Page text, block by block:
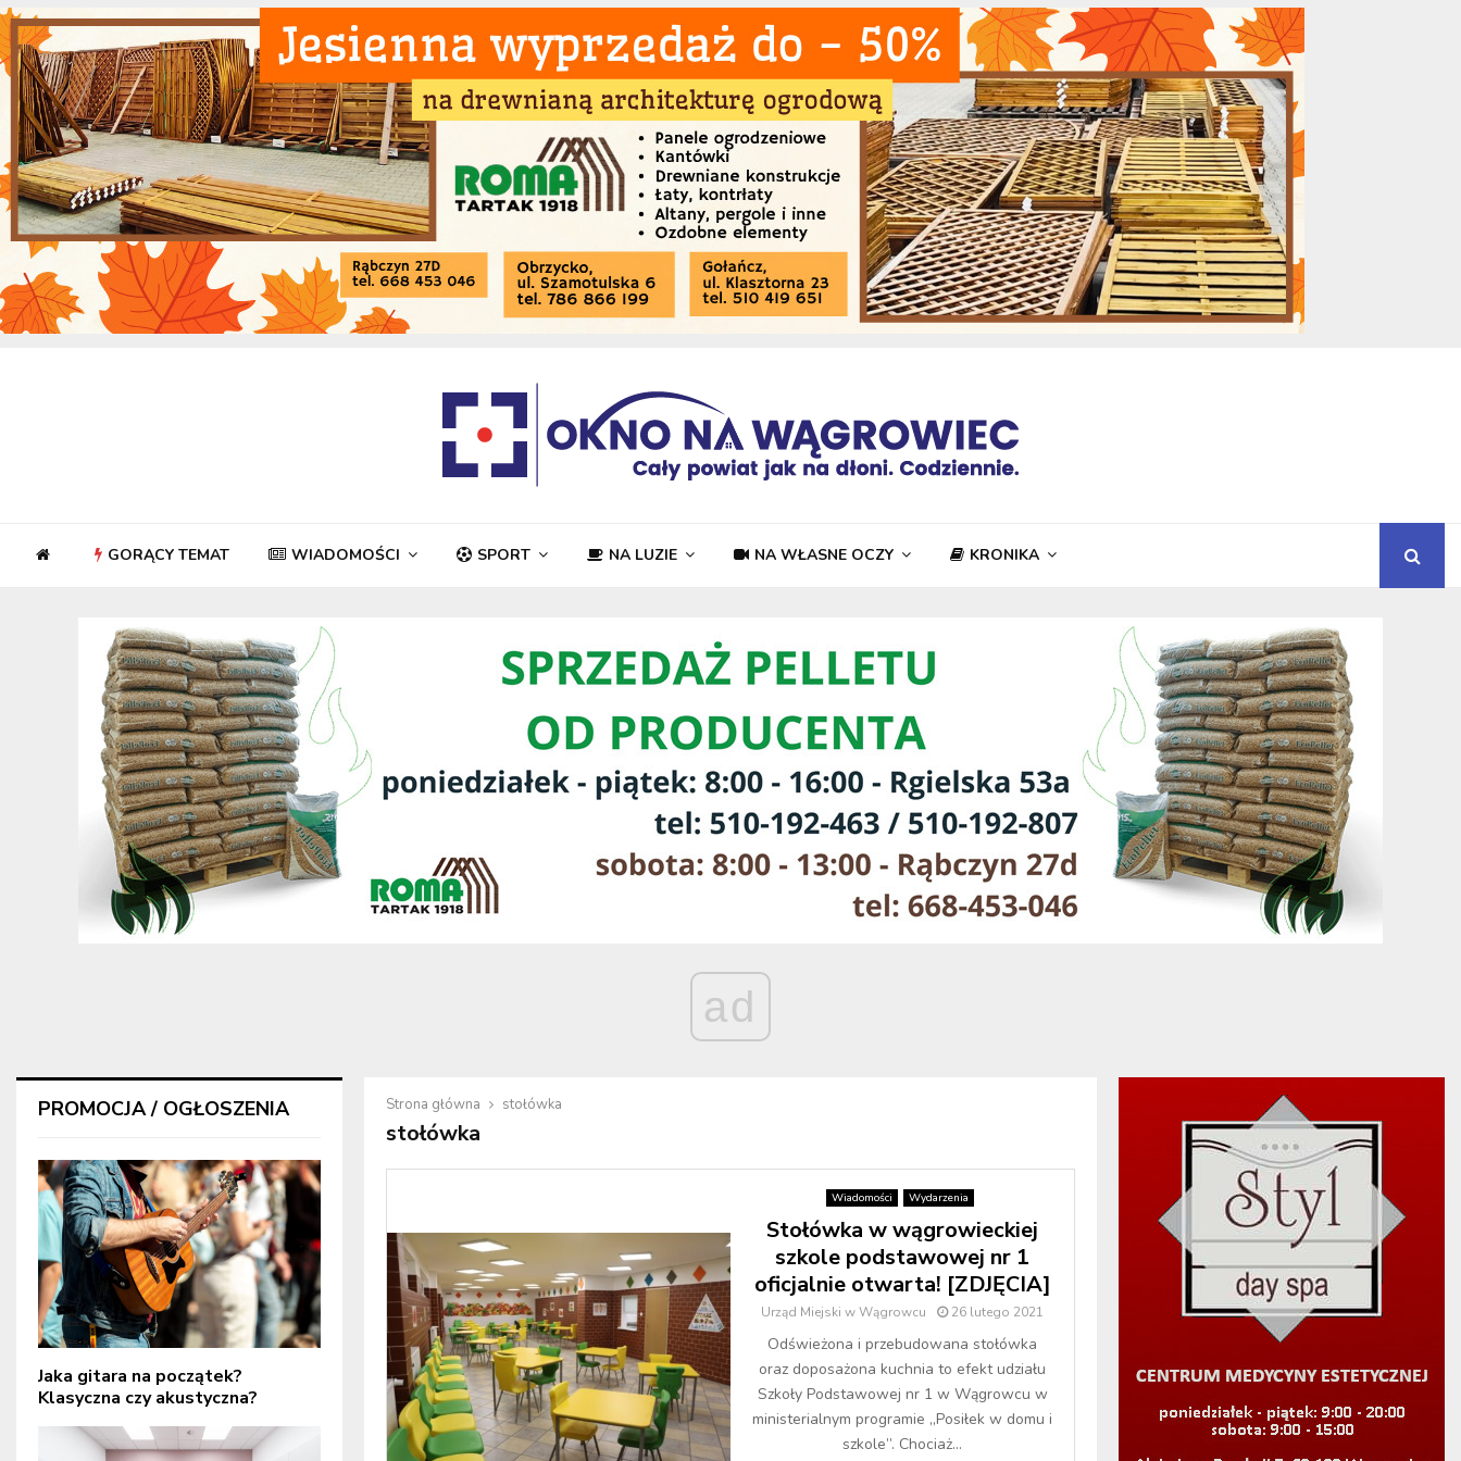
GORĄCY TEMAT WIADOMOŚCI SPORT NA LUZIE NA WŁASNE OCZY KRONIKA
ad
Strona główna stołówka
stołówka
Wiadomości Wydarzenia
Stołówka w wągrowieckiej
szkole podstawowej nr 1
oficjalnie otwarta! [ZDJĘCIA]
Urząd Miejski w Wągrowcu 26 lutego 2021
Odświeżona i przebudowana stołówka
oraz doposażona kuchnia to efekt udziału
Szkoły Podstawowej nr 1 w Wągrowcu w
ministerialnym programie „Posiłek w domu i
szkole”. Chociaż...
PROMOCJA / OGŁOSZENIA
Jaka gitara na początek?
Klasyczna czy akustyczna?